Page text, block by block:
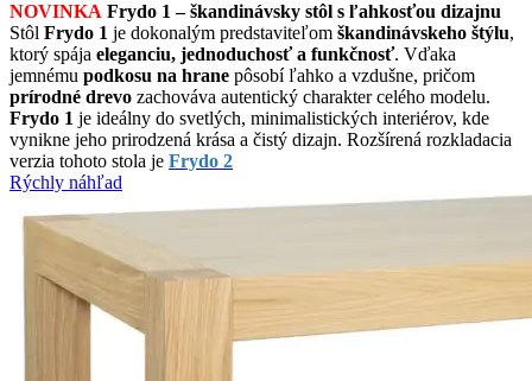
NOVINKA Frydo 1 – škandinávsky stôl s ľahkosťou dizajnu
Stôl Frydo 1 je dokonalým predstaviteľom škandinávskeho štýlu,
ktorý spája eleganciu, jednoduchosť a funkčnosť. Vďaka
jemnému podkosu na hrane pôsobí ľahko a vzdušne, pričom
prírodné drevo zachováva autentický charakter celého modelu.
Frydo 1 je ideálny do svetlých, minimalistických interiérov, kde
vynikne jeho prirodzená krása a čistý dizajn. Rozšírená rozkladacia
verzia tohoto stola je Frydo 2
Rýchly náhľad